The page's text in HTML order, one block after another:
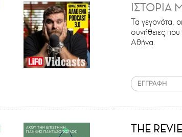
ΙΣΤΟΡΙΑ
Τα γεγονότα,
συνήθειες
Αθήνα.
ΕΓΓΡΑΦΗ
THE